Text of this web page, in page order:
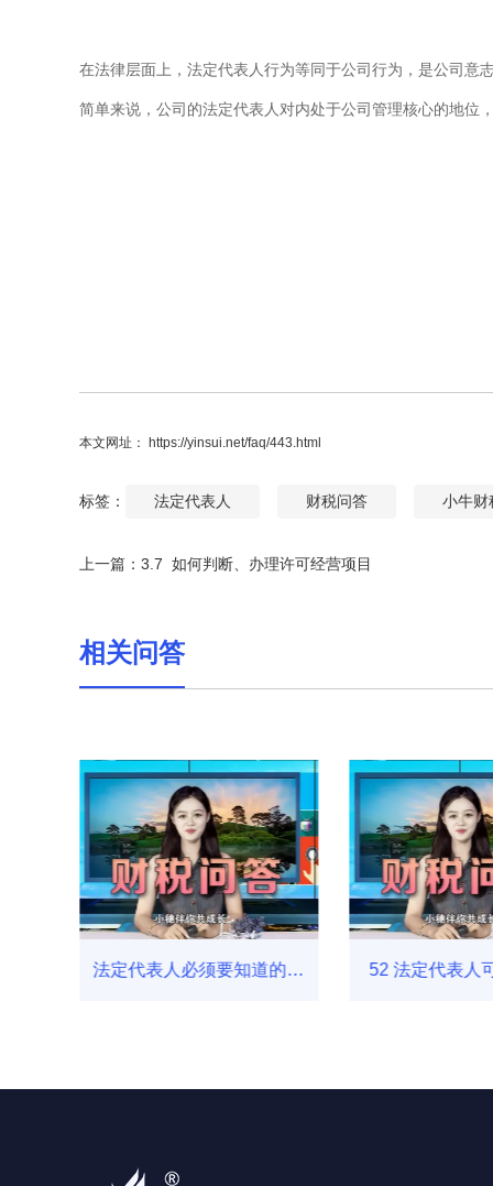
在法律层面上，法定代表人行为等同于公司行为，是公司意
简单来说，公司的法定代表人对内处于公司管理核心的地位
本文网址： https://yinsui.net/faq/443.html
标签： 法定代表人 财税问答 小牛财
上一篇： 3.7 如何判断、办理许可经营项目
相关问答
法定代表人必须要知道的六
52 法定代表人